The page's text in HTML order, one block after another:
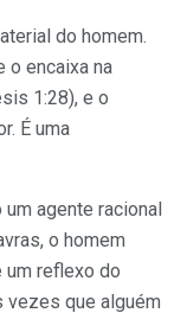
do homem.
o encaixa na
1:28), e o
É uma
agente racional
o homem
reflexo do
vezes que alguém